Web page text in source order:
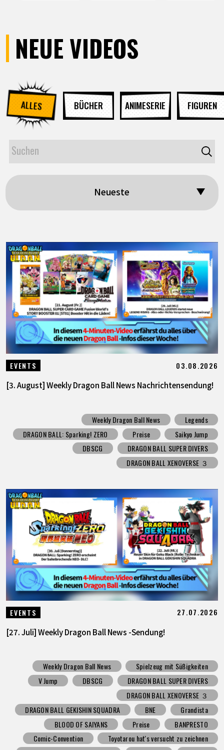
NEUE VIDEOS
ALLES BÜCHER ANIMESERIE FIGUREN
Neueste
EVENTS 03.08.2026
[3. August] Weekly Dragon Ball News Nachrichtensendung!
Weekly Dragon Ball News
Legends
DRAGON BALL: Sparking! ZERO
Preise
Saikyo Jump
DBSCG
DRAGON BALL SUPER DIVERS
DRAGON BALL XENOVERSE ３
EVENTS 27.07.2026
[27. Juli] Weekly Dragon Ball News -Sendung!
Weekly Dragon Ball News
Spielzeug mit Süßigkeiten
V Jump
DBSCG
DRAGON BALL SUPER DIVERS
DRAGON BALL XENOVERSE ３
DRAGON BALL GEKISHIN SQUADRA
BNE
Grandista
BLOOD OF SAIYANS
Preise
BANPRESTO
Comic-Convention
Toyotarou hat's versucht zu zeichnen